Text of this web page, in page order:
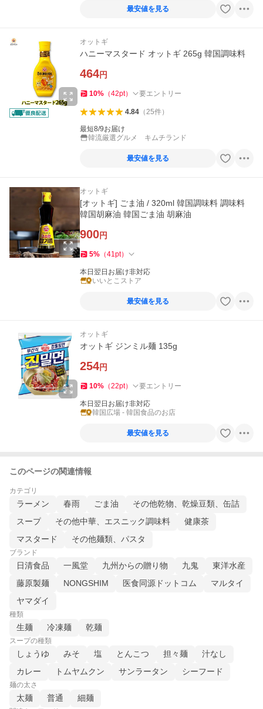
最安値を見る
オットギ
ハニーマスタード オットギ 265g 韓国調味料
464円
10% （42pt） 要エントリー
4.84（25件）
最短8/9お届け
韓流厳選グルメ キムチランド
最安値を見る
オットギ
[オットギ] ごま油 / 320ml 韓国調味料 調味料
韓国胡麻油 韓国ごま油 胡麻油
900円
5% （41pt）
本日翌日お届け非対応
いいとこストア
最安値を見る
オットギ
オットギ ジンミル麺 135g
254円
10% （22pt） 要エントリー
本日翌日お届け非対応
韓国広場 - 韓国食品のお店
最安値を見る
このページの関連情報
カテゴリ
ラーメン 春雨 ごま油
その他乾物、乾燥豆類、缶詰
スープ
その他中華、エスニック調味料
健康茶
マスタード
その他麺類、パスタ
ブランド
日清食品 一風堂 九州からの贈り物 九鬼
東洋水産
藤原製麺
NONGSHIM 医食同源ドットコム
マルタイ
ヤマダイ
種類
生麺 冷凍麺 乾麺
スープの種類
しょうゆ みそ 塩 とんこつ 担々麺
汁なし
カレー
トムヤムクン サンラータン シーフード
麺の太さ
太麺 普通 細麺